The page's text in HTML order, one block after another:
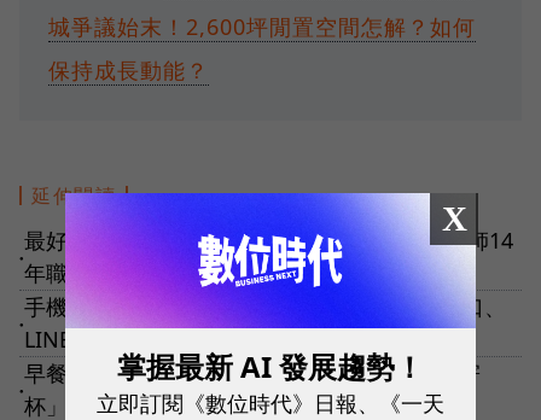
城爭議始末！2,600坪閒置空間怎解？如何
保持成長動能？
延伸閱讀
●
最好的程式碼是你沒寫的那一條！Google工程師14
年職場觀察：這種人，最亮眼！
●
手機塞滿支付App？教你用iPhone捷徑整合街口、
LINE Pay、全支付··· 一鍵叫出付款碼！
●
早餐店也超商化了？拉亞漢堡推大冰奶「跨店寄
杯」，他們看見什麼？
X
掌握最新 AI 發展趨勢！
立即訂閱《數位時代》日報、《一天